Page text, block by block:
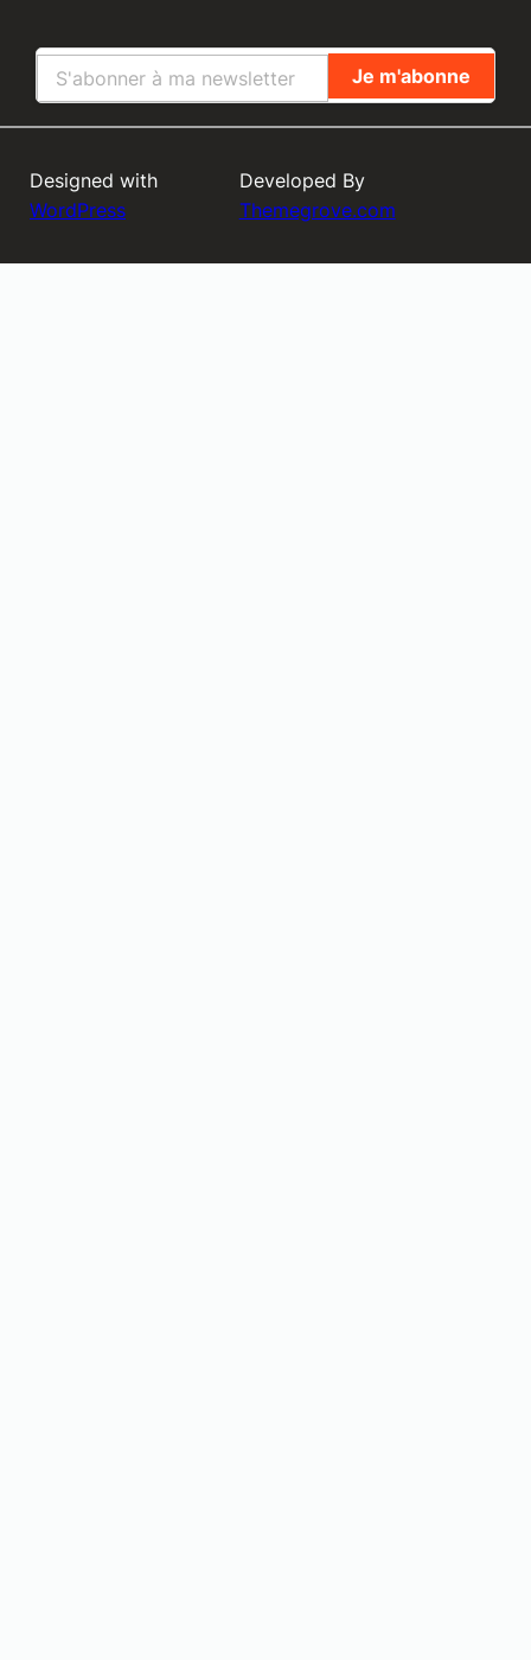
Designed with
WordPress
Developed By
Themegrove.com